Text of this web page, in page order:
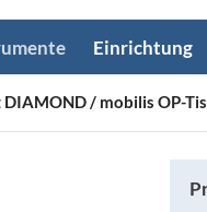
Einrichtung
/ mobilis OP-